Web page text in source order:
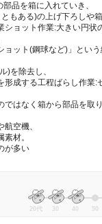
品を箱に入れていき、
もある)の上げ下ろしや
ショット作業:大きい円状
ョット(鋼球など)」とい
)を除去し、
形成する工程ばらし作業:
はなく箱から部品を取
航空機、
材。
が多い
20代 30 40 50